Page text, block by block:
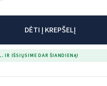
DĖTI Į KREPŠELĮ
IR IŠSIŲSIME DAR ŠIANDIENĄ!